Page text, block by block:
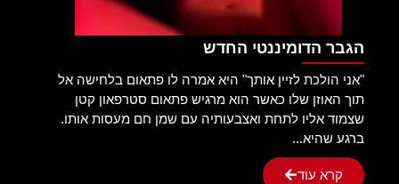
הגבר הדומיננטי החדש
"אני הולכת לזיין אותך" היא אמרה לו פתאום בלחישה אל
תוך האוזן שלו כאשר הוא מרגיש פתאום סטרפאון קטן
שצמוד אליו לתחת ואצבעותיה עם שמן חם מעסות אותו.
ברגע שהיא...
קרא עוד